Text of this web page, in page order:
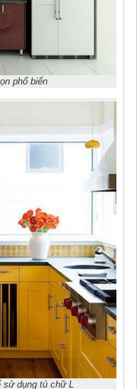
phổ biến
sử dụng tủ chữ L